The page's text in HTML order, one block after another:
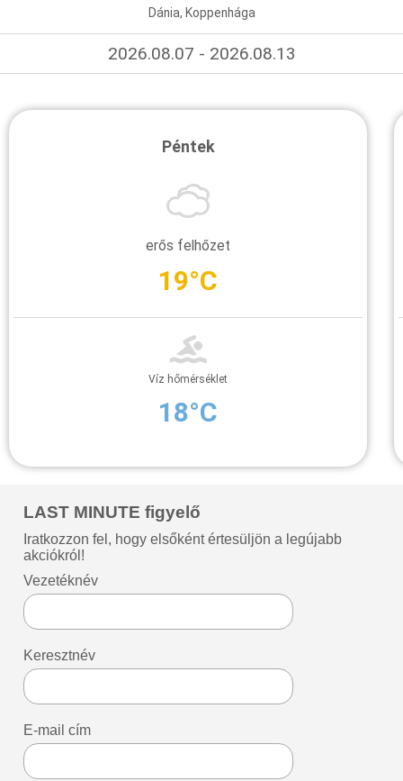
Dánia, Koppenhága
2026.08.07 - 2026.08.13
Péntek
erős felhőzet
19°C
Víz hőmérséklet
18°C
LAST MINUTE figyelő
Iratkozzon fel, hogy elsőként értesüljön a legújabb
akciókról!
Vezetéknév
Keresztnév
E-mail cím